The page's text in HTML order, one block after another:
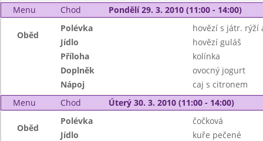
Menu Chod Pondělí 29. 3. 2010 (11:00 - 14:00)
Oběd
Polévka
hovězí s játr. rýží
Jídlo
hovězí guláš
Příloha
kolínka
Doplněk
ovocný jogurt
Nápoj
caj s citronem
Menu
Chod Úterý 30. 3. 2010 (11:00 - 14:00)
Oběd
Polévka
čočková
Jídlo
kuře pečené